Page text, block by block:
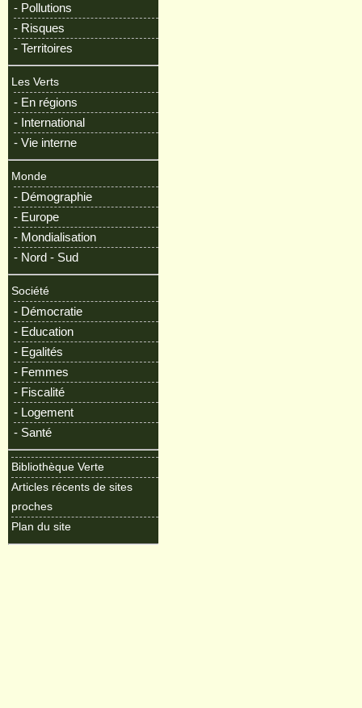
- Pollutions
- Risques
- Territoires
Les Verts
- En régions
- International
- Vie interne
Monde
- Démographie
- Europe
- Mondialisation
- Nord - Sud
Société
- Démocratie
- Education
- Egalités
- Femmes
- Fiscalité
- Logement
- Santé
Bibliothèque Verte
Articles récents de sites
proches
Plan du site